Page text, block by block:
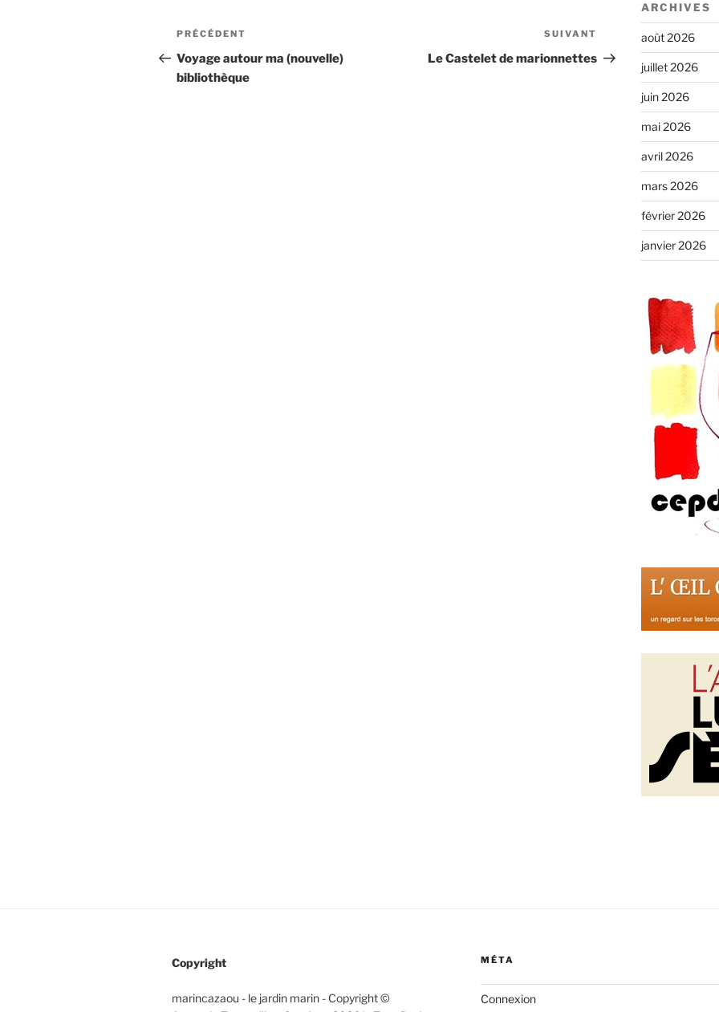
Navigation
de
l’article
Article
précédent
PRÉCÉDENT
Voyage autour ma (nouvelle)
bibliothèque
suivant
SUIVANT
Le Castelet de marionnettes
ARCHIVES
août 2026
juillet 2026
juin 2026
mai 2026
avril 2026
mars 2026
février 2026
janvier 2026
Copyright
marincazaou - le jardin marin - Copyright ©
MÉTA
Connexion